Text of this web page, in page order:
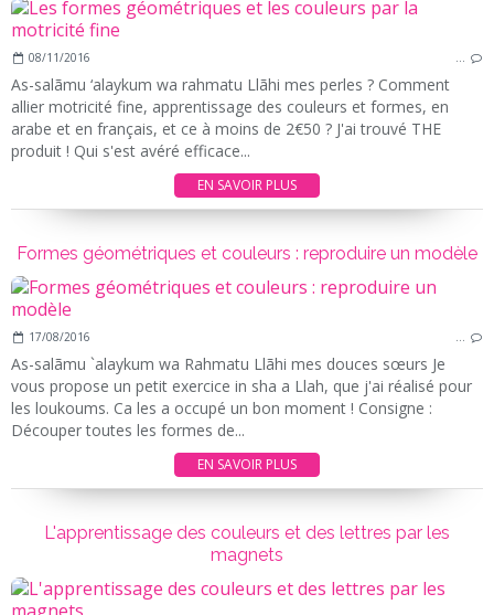
08/11/2016 …
As-salãmu ‘alaykum wa rahmatu Llãhi mes perles ? Comment
allier motricité fine, apprentissage des couleurs et formes, en
arabe et en français, et ce à moins de 2€50 ? J'ai trouvé THE
produit ! Qui s'est avéré efficace...
EN SAVOIR PLUS
Formes géométriques et couleurs : reproduire un modèle
17/08/2016 …
As-salãmu `alaykum wa Rahmatu Llãhi mes douces sœurs Je
vous propose un petit exercice in sha a Llah, que j'ai réalisé pour
les loukoums. Ca les a occupé un bon moment ! Consigne :
Découper toutes les formes de...
EN SAVOIR PLUS
L'apprentissage des couleurs et des lettres par les
magnets